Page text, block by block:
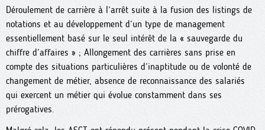
Déroulement de carrière à l’arrêt suite à la fusion des listings de
notations et au développement d’un type de management
essentiellement basé sur le seul intérêt de la « sauvegarde du
chiffre d’affaires » ; Allongement des carrières sans prise en
compte des situations particulières d’inaptitude ou de volonté de
changement de métier, absence de reconnaissance des salariés
qui exercent un métier qui évolue constamment dans ses
prérogatives.